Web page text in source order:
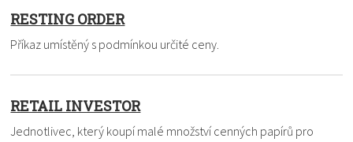
RESTING ORDER
Příkaz umístěný s podmínkou určité ceny.
RETAIL INVESTOR
Jednotlivec, který koupí malé množství cenných papírů pro